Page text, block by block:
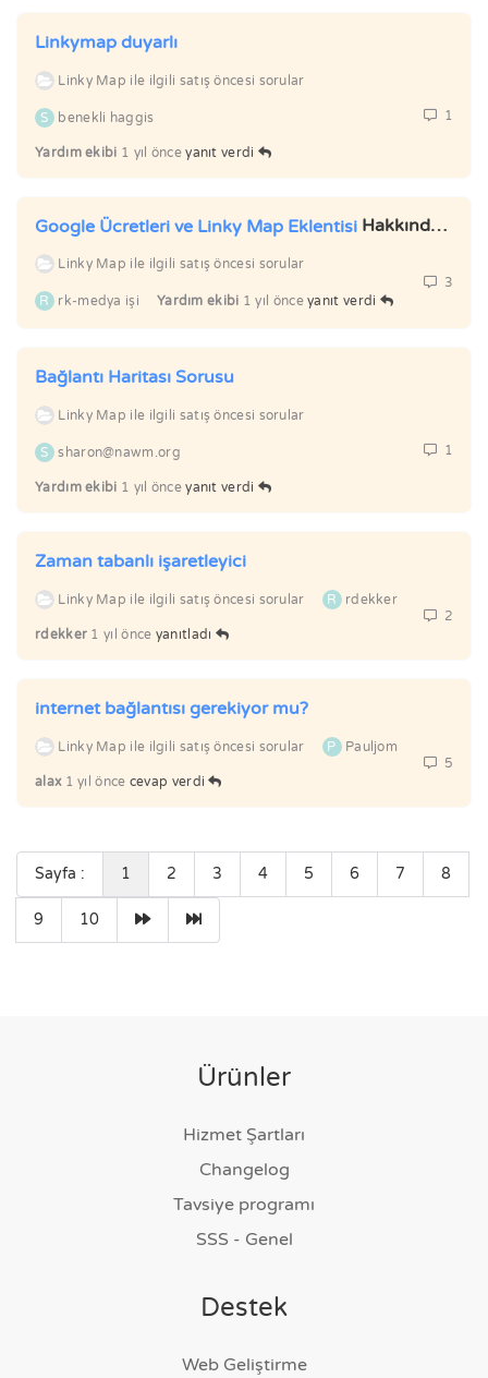
Linkymap duyarlı
Linky Map ile ilgili satış öncesi sorular
S benekli haggis
Yardım ekibi 1 yıl önceyanıt verdi
1
Google Ücretleri ve Linky Map Eklentisi Hakkında
Linky Map ile ilgili satış öncesi sorular
R rk-medya işi Yardım ekibi 1 yıl önceyanıt verdi
3
Bağlantı Haritası Sorusu
Linky Map ile ilgili satış öncesi sorular
S sharon@nawm.org
Yardım ekibi 1 yıl önceyanıt verdi
1
Zaman tabanlı işaretleyici
Linky Map ile ilgili satış öncesi sorular R rdekker
rdekker 1 yıl önce yanıtladı
2
internet bağlantısı gerekiyor mu?
Linky Map ile ilgili satış öncesi sorular P Pauljom
alax 1 yıl önce cevap verdi
5
Sayfa : 1 2 3 4 5 6 7 8
9 10
Ürünler
Hizmet Şartları
Changelog
Tavsiye programı
SSS - Genel
Destek
Web Geliştirme